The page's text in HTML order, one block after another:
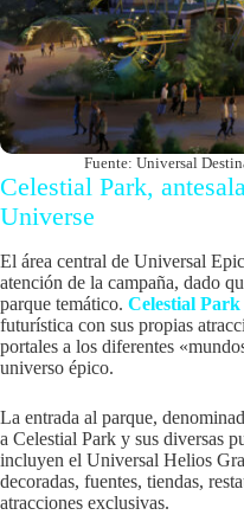
Fuente: Universal
Celestial Park,
Universe
El área central de Universal
atención de la campaña, dado
parque temático. Celestial Park
futurística con sus propias
portales a los diferentes
universo épico.
La entrada al parque,
a Celestial Park y sus diversas
incluyen el Universal Helios
decoradas, fuentes, tiendas,
atracciones exclusivas.